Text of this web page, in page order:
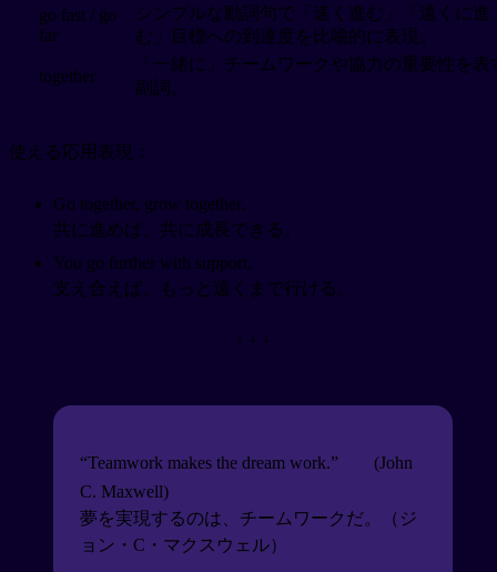
go fast / go
far
シンプルな動詞句で「速く進む」「遠くに進
む」目標への到達度を比喩的に表現。
together
「一緒に」チームワークや協力の重要性を表
副詞。
使える応用表現：
Go together, grow together.
共に進めば、共に成長できる。
You go further with support.
支え合えば、もっと遠くまで行ける。
↓ ↓ ↓
“Teamwork makes the dream work.”
(John
C. Maxwell)
夢を実現するのは、チームワークだ。（ジ
ョン・C・マクスウェル）